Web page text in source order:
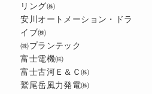
リング㈱
安川オートメーション・ドラ
イブ㈱
㈱プランテック
富士電機㈱
富士古河Ｅ＆Ｃ㈱
鷲尾岳風力発電㈱